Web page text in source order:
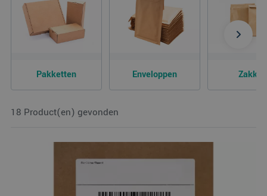
Pakketten Enveloppen Zakken
18 Product(en) gevonden